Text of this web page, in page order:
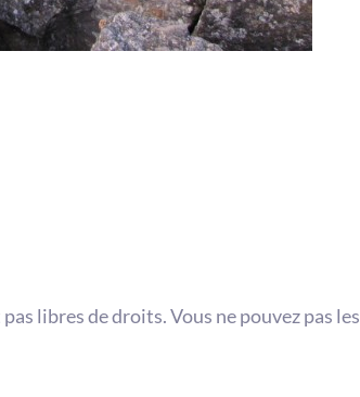
libres de droits. Vous ne pouvez pas les